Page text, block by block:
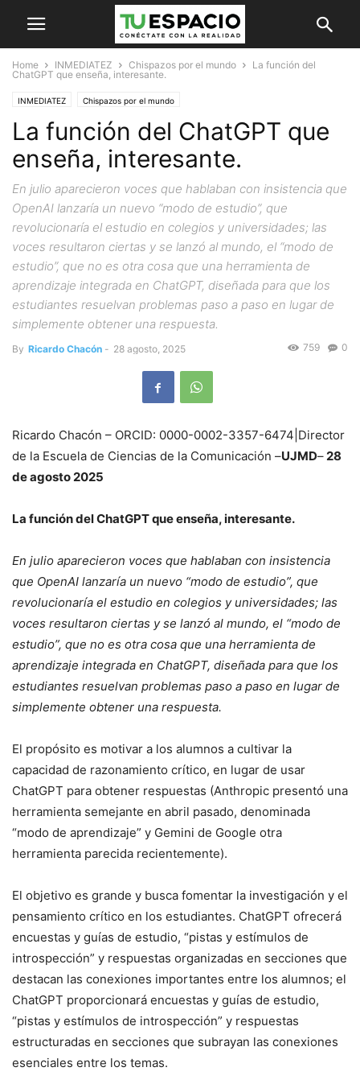
Home INMEDIATEZ Chispazos por el mundo
La función del
ChatGPT que enseña, interesante.
INMEDIATEZ Chispazos por el mundo
La función del ChatGPT que
enseña, interesante.
En julio aparecieron voces que hablaban con insistencia que
OpenAI lanzaría un nuevo “modo de estudio”, que
revolucionaría el estudio en colegios y universidades; las
voces resultaron ciertas y se lanzó al mundo, el “modo de
estudio”, que no es otra cosa que una herramienta de
aprendizaje integrada en ChatGPT, diseñada para que los
estudiantes resuelvan problemas paso a paso en lugar de
simplemente obtener una respuesta.
By Ricardo Chacón - 28 agosto, 2025 0
759
Ricardo Chacón – ORCID: 0000-0002-3357-6474|Director
de la Escuela de Ciencias de la Comunicación –UJMD–28
de agosto 2025
La función del ChatGPT que enseña, interesante.
En julio aparecieron voces que hablaban con insistencia
que OpenAI lanzaría un nuevo “modo de estudio”, que
revolucionaría el estudio en colegios y universidades; las
voces resultaron ciertas y se lanzó al mundo, el “modo de
estudio”, que no es otra cosa que una herramienta de
aprendizaje integrada en ChatGPT, diseñada para que los
estudiantes resuelvan problemas paso a paso en lugar de
simplemente obtener una respuesta.
El propósito es motivar a los alumnos a cultivar la
capacidad de razonamiento crítico, en lugar de usar
ChatGPT para obtener respuestas (Anthropic presentó una
herramienta semejante en abril pasado, denominada
“modo de aprendizaje” y Gemini de Google otra
herramienta parecida recientemente).
El objetivo es grande y busca fomentar la investigación y el
pensamiento crítico en los estudiantes. ChatGPT ofrecerá
encuestas y guías de estudio, “pistas y estímulos de
introspección” y respuestas organizadas en secciones que
destacan las conexiones importantes entre los alumnos; el
ChatGPT proporcionará encuestas y guías de estudio,
“pistas y estímulos de introspección” y respuestas
estructuradas en secciones que subrayan las conexiones
esenciales entre los temas.